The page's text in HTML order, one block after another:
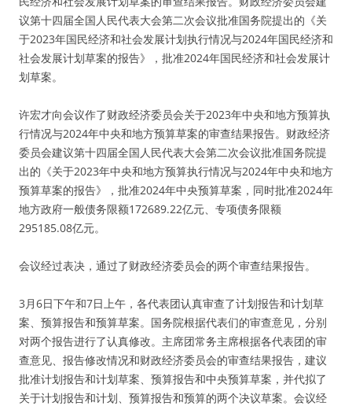
议第十四届全国人民代表大会第二次会议批准国务院提出的《关
于2023年国民经济和社会发展计划执行情况与2024年国民经济和
社会发展计划草案的报告》，批准2024年国民经济和社会发展计
划草案。
许宏才向会议作了财政经济委员会关于2023年中央和地方预算执
行情况与2024年中央和地方预算草案的审查结果报告。财政经济
委员会建议第十四届全国人民代表大会第二次会议批准国务院提
出的《关于2023年中央和地方预算执行情况与2024年中央和地方
预算草案的报告》，批准2024年中央预算草案，同时批准2024年
地方政府一般债务限额172689.22亿元、专项债务限额
295185.08亿元。
会议经过表决，通过了财政经济委员会的两个审查结果报告。
3月6日下午和7日上午，各代表团认真审查了计划报告和计划草
案、预算报告和预算草案。国务院根据代表们的审查意见，分别
对两个报告进行了认真修改。主席团常务主席根据各代表团的审
查意见、报告修改情况和财政经济委员会的审查结果报告，建议
批准计划报告和计划草案、预算报告和中央预算草案，并代拟了
关于计划报告和计划、预算报告和预算的两个决议草案。会议经